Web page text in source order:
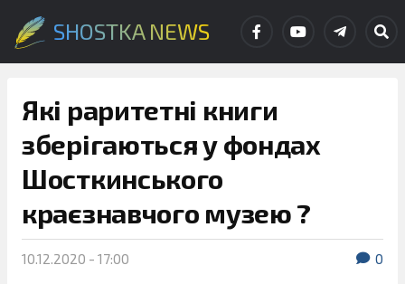
SHOSTKA NEWS
Які раритетні книги
зберігаються у фондах
Шосткинського
краєзнавчого музею ?
10.12.2020 - 17:00 0